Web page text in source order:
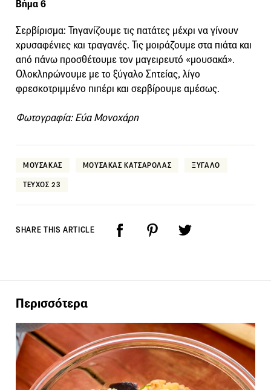
Βήμα 6
Σερβίρισμα: Τηγανίζουμε τις πατάτες μέχρι να γίνουν
χρυσαφένιες και τραγανές. Τις μοιράζουμε στα πιάτα και
από πάνω προσθέτουμε τον μαγειρευτό «μουσακά».
Ολοκληρώνουμε με το ξύγαλο Σητείας, λίγο
φρεσκοτριμμένο πιπέρι και σερβίρουμε αμέσως.
Φωτογραφία: Εύα Μονοχάρη
ΜΟΥΣΑΚΑΣ ΜΟΥΣΑΚΑΣ ΚΑΤΣΑΡΟΛΑΣ ΞΥΓΑΛΟ
ΤΕΥΧΟΣ 23
SHARE THIS ARTICLE
Περισσότερα